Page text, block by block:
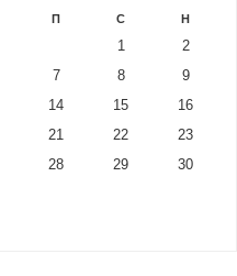
П С Н
1
2
7 8
9
14 15
16
21 22
23
28 29
30